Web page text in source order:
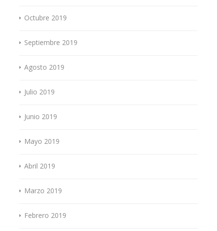
Octubre 2019
Septiembre 2019
Agosto 2019
Julio 2019
Junio 2019
Mayo 2019
Abril 2019
Marzo 2019
Febrero 2019